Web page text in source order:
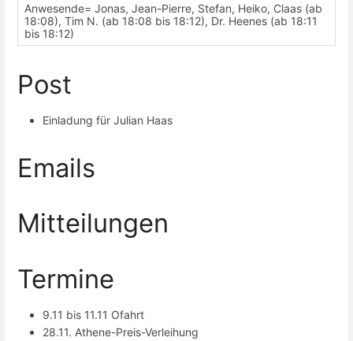
Anwesende= Jonas, Jean-Pierre, Stefan, Heiko, Claas (ab
18:08), Tim N. (ab 18:08 bis 18:12), Dr. Heenes (ab 18:11
bis 18:12)
Post
Einladung für Julian Haas
Emails
Mitteilungen
Termine
9.11 bis 11.11 Ofahrt
28.11. Athene-Preis-Verleihung